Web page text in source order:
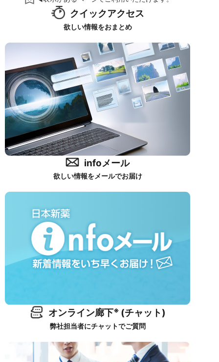
クイックアクセス
欲しい情報をおまとめ
infoメール
欲しい情報をメールでお届け
オンライン廊下※ (チャット)
弊社担当者にチャットでご質問